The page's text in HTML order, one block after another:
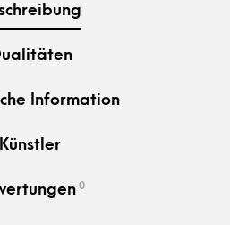
Information
Künstler
0